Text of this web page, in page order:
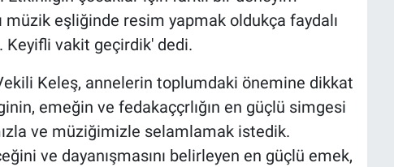
müzik eşliğinde resim yapmak oldukça faydalı
vakit geçirdik' dedi.
Keleş, annelerin toplumdaki önemine dikkat
emeğin ve fedakaççrlığın en güçlü simgesi
ve müziğimizle selamlamak istedik.
ve dayanışmasını belirleyen en güçlü emek,